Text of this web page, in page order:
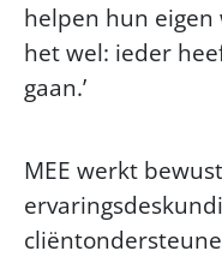
helpen hun eigen
het wel: ieder
gaan.’
MEE werkt